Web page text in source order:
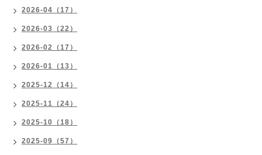
2026-04（17）
2026-03（22）
2026-02（17）
2026-01（13）
2025-12（14）
2025-11（24）
2025-10（18）
2025-09（57）